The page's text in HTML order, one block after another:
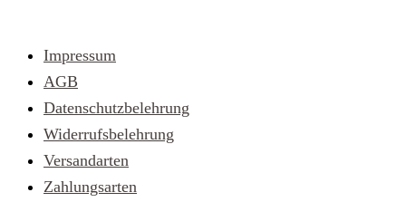
Impressum
AGB
Datenschutzbelehrung
Widerrufsbelehrung
Versandarten
Zahlungsarten